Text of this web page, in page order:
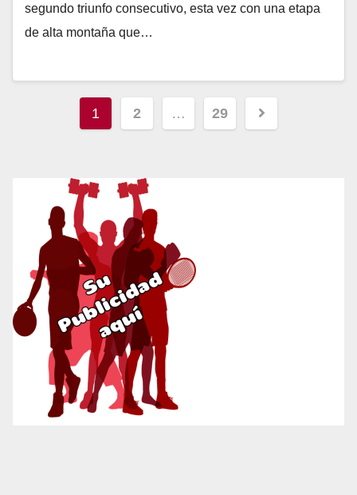
segundo triunfo consecutivo, esta vez con una etapa
de alta montaña que…
1 2 … 29